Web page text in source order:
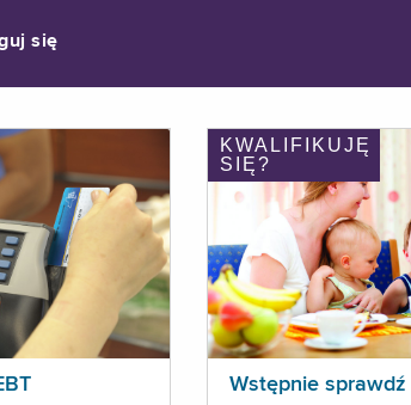
się
KWALIFIKUJĘ
SIĘ?
Wstępnie sprawdź